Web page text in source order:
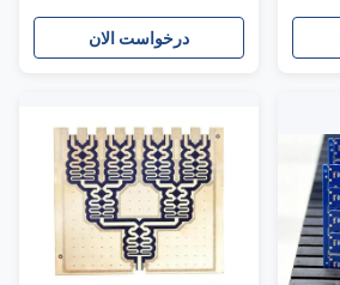
PCB و مونتاژ PCB
درخواست الان